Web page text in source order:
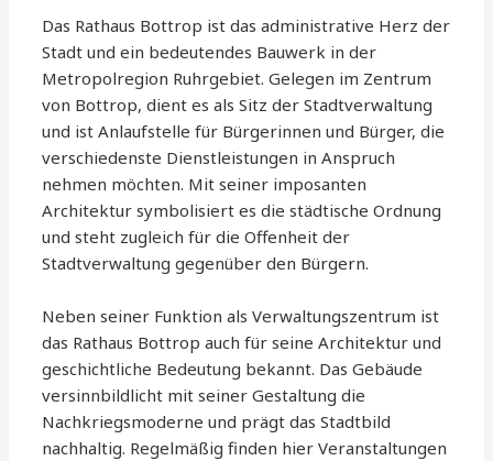
Das Rathaus Bottrop ist das administrative Herz der
Stadt und ein bedeutendes Bauwerk in der
Metropolregion Ruhrgebiet. Gelegen im Zentrum
von Bottrop, dient es als Sitz der Stadtverwaltung
und ist Anlaufstelle für Bürgerinnen und Bürger, die
verschiedenste Dienstleistungen in Anspruch
nehmen möchten. Mit seiner imposanten
Architektur symbolisiert es die städtische Ordnung
und steht zugleich für die Offenheit der
Stadtverwaltung gegenüber den Bürgern.
Neben seiner Funktion als Verwaltungszentrum ist
das Rathaus Bottrop auch für seine Architektur und
geschichtliche Bedeutung bekannt. Das Gebäude
versinnbildlicht mit seiner Gestaltung die
Nachkriegsmoderne und prägt das Stadtbild
nachhaltig. Regelmäßig finden hier Veranstaltungen